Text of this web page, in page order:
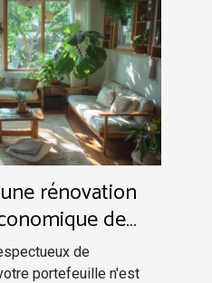
rénovation
de
de
portefeuille n'est